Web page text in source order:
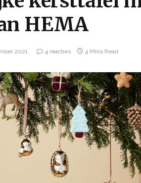
HEMA
2021 4 reacties 4 Mins Read